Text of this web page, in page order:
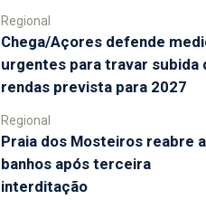
Regional
Chega/Açores defende
urgentes para travar subida
rendas prevista para 2027
Regional
Praia dos Mosteiros reabre a
banhos após terceira
interditação